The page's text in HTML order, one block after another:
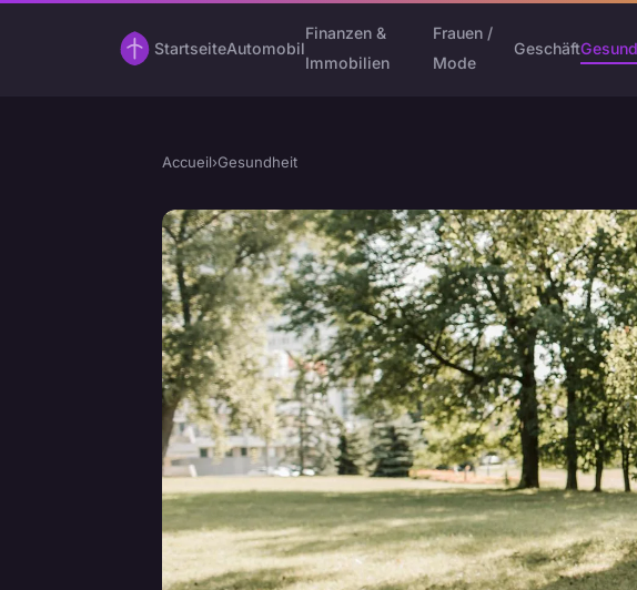
StartseiteAutomobil
Finanzen &
Immobilien
Frauen /
Mode
Geschäft
Accueil›Gesundheit